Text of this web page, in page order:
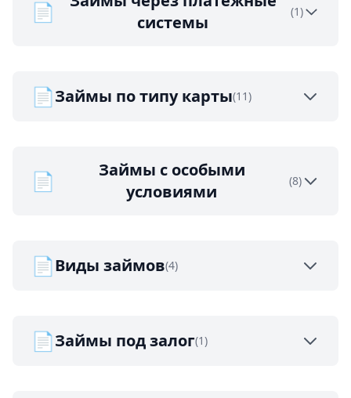
📄
системы
(1)
📄Займы по типу карты(11)
📄
Займы с особыми
условиями
(8)
📄Виды займов(4)
📄Займы под залог(1)